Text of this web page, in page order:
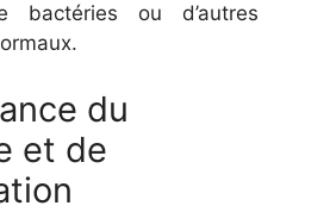
bactéries ou d’autres
du
et de